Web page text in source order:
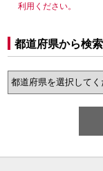
利用ください。
都道府県から検索